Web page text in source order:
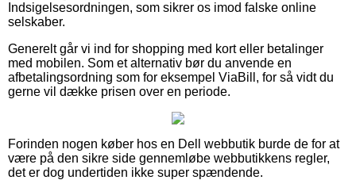
Indsigelsesordningen, som sikrer os imod falske online
selskaber.
Generelt går vi ind for shopping med kort eller betalinger
med mobilen. Som et alternativ bør du anvende en
afbetalingsordning som for eksempel ViaBill, for så vidt du
gerne vil dække prisen over en periode.
Forinden nogen køber hos en Dell webbutik burde de for at
være på den sikre side gennemløbe webbutikkens regler,
det er dog undertiden ikke super spændende.